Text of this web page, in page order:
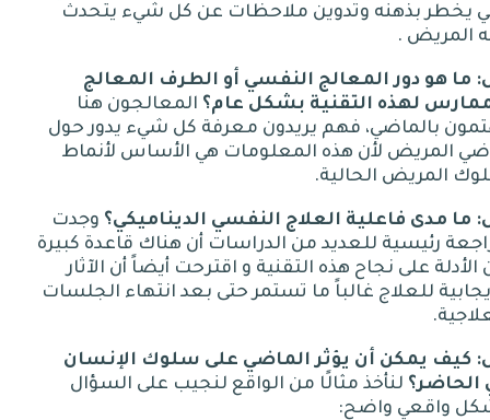
يخطر بذهنه وتدوين ملاحظات عن كل شيء يتحدث
المريض .
: ما هو دور المعالج النفسي أو الطرف المعالج
لهذه التقنية بشكل عام؟ المعالجون هنا
بالماضي، فهم يريدون معرفة كل شيء يدور حول
المريض لأن هذه المعلومات هي الأساس لأنماط
المريض الحالية.
: ما مدى فاعلية العلاج النفسي الديناميكي؟ وجدت
رئيسية للعديد من الدراسات أن هناك قاعدة كبيرة
الأدلة على نجاح هذه التقنية و اقترحت أيضاً أن الآثار
للعلاج غالباً ما تستمر حتى بعد انتهاء الجلسات
.
: كيف يمكن أن يؤثر الماضي على سلوك الإنسان
الحاضر؟ لنأخذ مثالًا من الواقع لنجيب على السؤال
واقعي واضح: